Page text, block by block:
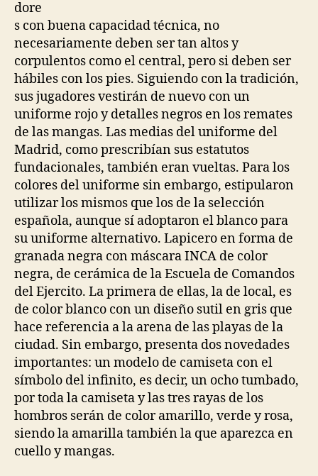
dore
s con buena capacidad técnica, no
necesariamente deben ser tan altos y
corpulentos como el central, pero si deben ser
hábiles con los pies. Siguiendo con la tradición,
sus jugadores vestirán de nuevo con un
uniforme rojo y detalles negros en los remates
de las mangas. Las medias del uniforme del
Madrid, como prescribían sus estatutos
fundacionales, también eran vueltas. Para los
colores del uniforme sin embargo, estipularon
utilizar los mismos que los de la selección
española, aunque sí adoptaron el blanco para
su uniforme alternativo. Lapicero en forma de
granada negra con máscara INCA de color
negra, de cerámica de la Escuela de Comandos
del Ejercito. La primera de ellas, la de local, es
de color blanco con un diseño sutil en gris que
hace referencia a la arena de las playas de la
ciudad. Sin embargo, presenta dos novedades
importantes: un modelo de camiseta con el
símbolo del infinito, es decir, un ocho tumbado,
por toda la camiseta y las tres rayas de los
hombros serán de color amarillo, verde y rosa,
siendo la amarilla también la que aparezca en
cuello y mangas.